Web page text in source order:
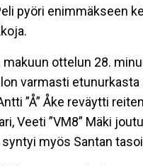
pyöri enimmäkseen
makuun ottelun 28.
varmasti
”Å” Åke reväytti
Veeti ”VM8” Mäki
myös Santan